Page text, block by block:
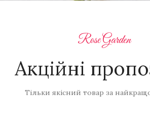
Rose Garden
Акційні
Тільки якісний товар за